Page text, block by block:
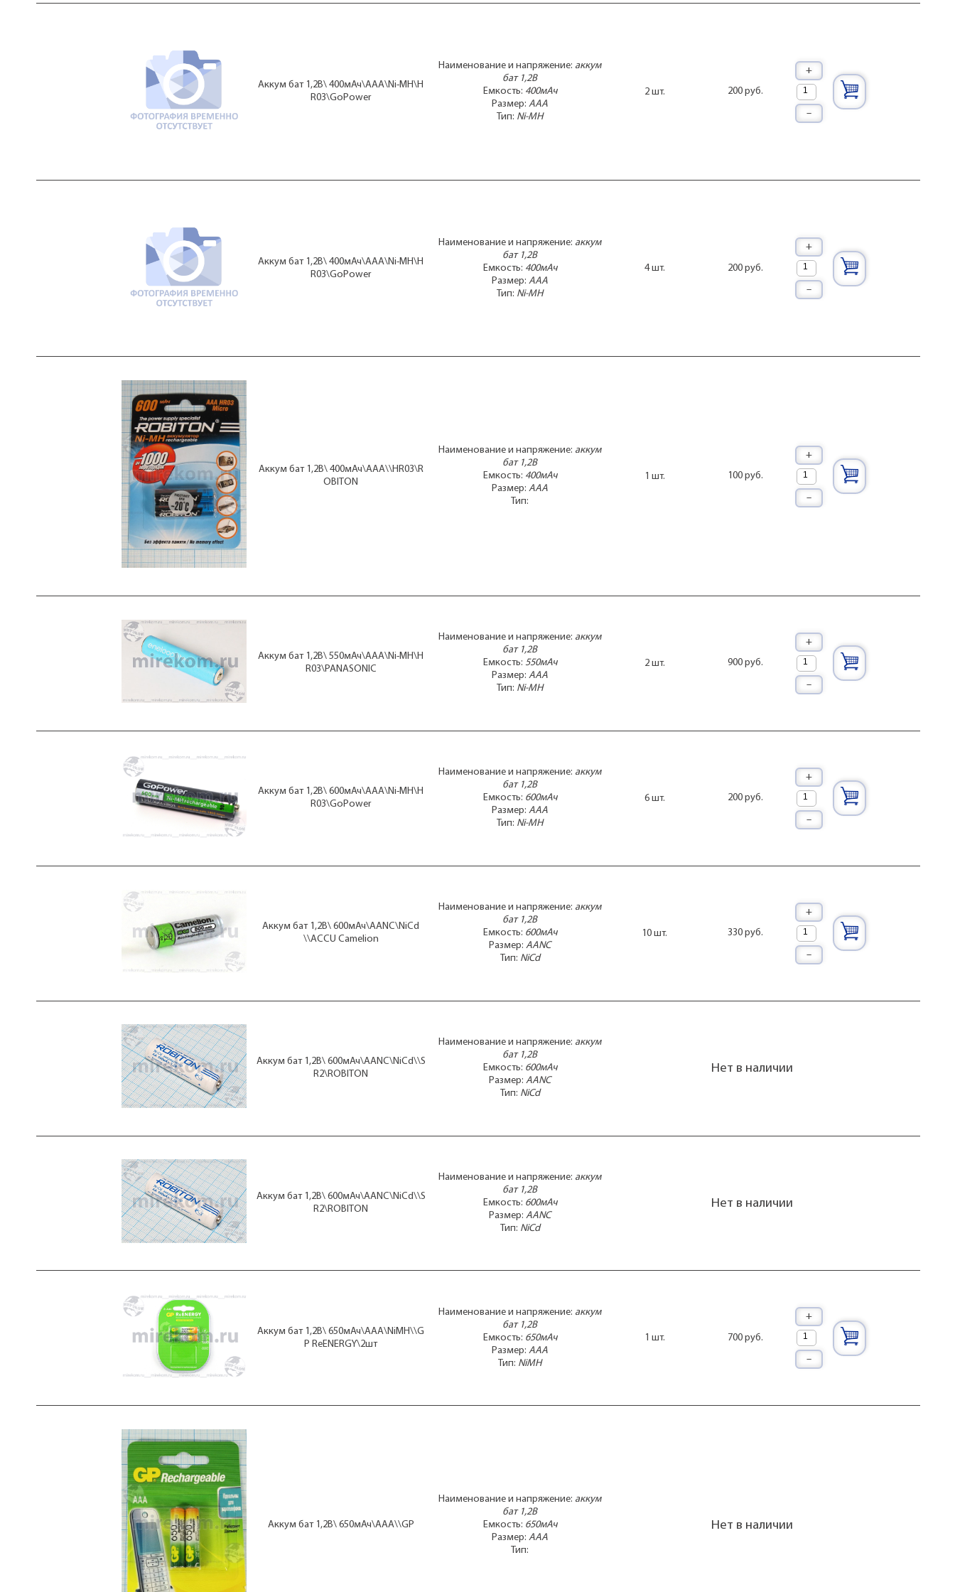
40мАч
5000мАч
550мАч
5Ач
600мАч
650мАч
7Ач
900мАч
950мАч
ACCU
SC
Аккум бат 1,2В\ 400мАч\AAA\Ni-MH\H
R03\GoPower
Наименование и напряжение: аккум
бат 1,2В
Емкость: 400мАч
Размер:AAA
Тип: Ni-MH
2 шт. 200 руб.
+
–
Аккум бат 1,2В\ 400мАч\AAA\Ni-MH\H
R03\GoPower
Наименование и напряжение: аккум
бат 1,2В
Емкость: 400мАч
Размер:AAA
Тип: Ni-MH
4 шт. 200 руб.
+
–
Аккум бат 1,2В\ 400мАч\AAA\\HR03\R
OBITON
Наименование и напряжение: аккум
бат 1,2В
Емкость: 400мАч
Размер:AAA
Тип:
1 шт. 100 руб.
+
–
Аккум бат 1,2В\ 550мАч\AAA\Ni-MH\H
R03\PANASONIC
Наименование и напряжение: аккум
бат 1,2В
Емкость: 550мАч
Размер:AAA
Тип: Ni-MH
2 шт. 900 руб.
+
–
Аккум бат 1,2В\ 600мАч\AAA\Ni-MH\H
R03\GoPower
Наименование и напряжение: аккум
бат 1,2В
Емкость: 600мАч
Размер:AAA
Тип: Ni-MH
6 шт. 200 руб.
+
–
Аккум бат 1,2В\ 600мАч\AANC\NiCd
\\ACCU Camelion
Наименование и напряжение: аккум
бат 1,2В
Емкость: 600мАч
Размер:AANC
Тип: NiCd
10 шт. 330 руб.
+
–
Аккум бат 1,2В\ 600мАч\AANC\NiCd\\S
R2\ROBITON
Наименование и напряжение: аккум
бат 1,2В
Емкость: 600мАч
Размер:AANC
Тип: NiCd
Нет в наличии
Аккум бат 1,2В\ 600мАч\AANC\NiCd\\S
R2\ROBITON
Наименование и напряжение: аккум
бат 1,2В
Емкость: 600мАч
Размер:AANC
Тип: NiCd
Нет в наличии
Аккум бат 1,2В\ 650мАч\AAA\NiMH\\G
P ReENERGY\2шт
Наименование и напряжение: аккум
бат 1,2В
Емкость: 650мАч
Размер:AAA
Тип: NiMH
1 шт. 700 руб.
+
–
Аккум бат 1,2В\ 650мАч\AAA\\GP
Наименование и напряжение: аккум
бат 1,2В
Емкость: 650мАч
Размер:AAA
Тип:
Нет в наличии